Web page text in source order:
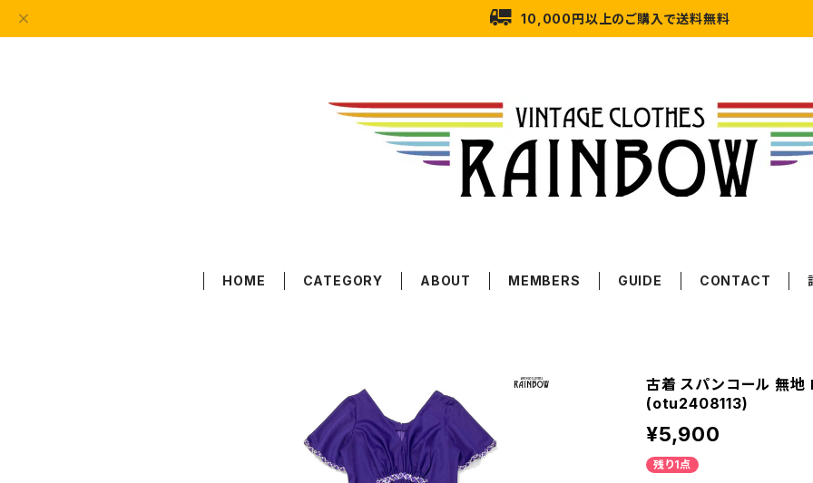
10,000円以上のご購入で送料無料
HOME CATEGORY ABOUT MEMBERS GUIDE CONTACT
古着 スパンコール 無地
(otu2408113)
¥5,900
残り1点